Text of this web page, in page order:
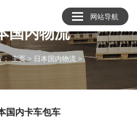
网站导航
国内物流
：主页> 日本国内物流>
国内卡车包车